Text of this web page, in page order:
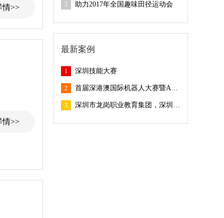
情>>
情>>
5 助力2017年全国趣味田径运动会
最新案例
1 深圳技能大赛
2 首届深港澳国际机器人大赛暨AI科普嘉年华
3 深圳市龙岗职业教育集团，深圳市龙岗职业技术学校，第十六届技能节启动仪式